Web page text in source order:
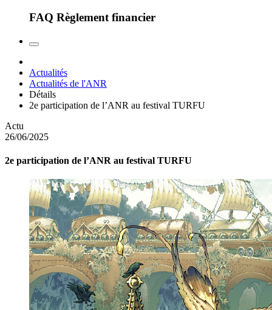
FAQ Règlement financier
Actualités
Actualités de l'ANR
Détails
2e participation de l’ANR au festival TURFU
Actu
26/06/2025
2e participation de l’ANR au festival TURFU